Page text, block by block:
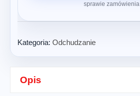
sprawie zamówienia
Kategoria: Odchudzanie
Opis